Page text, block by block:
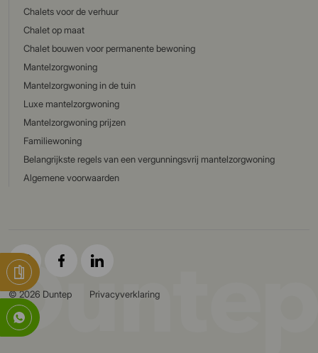
Chalets voor de verhuur
Chalet op maat
Chalet bouwen voor permanente bewoning
Mantelzorgwoning
Mantelzorgwoning in de tuin
Luxe mantelzorgwoning
Mantelzorgwoning prijzen
Familiewoning
Belangrijkste regels van een vergunningsvrij mantelzorgwoning
Algemene voorwaarden
© 2026 Duntep Privacyverklaring